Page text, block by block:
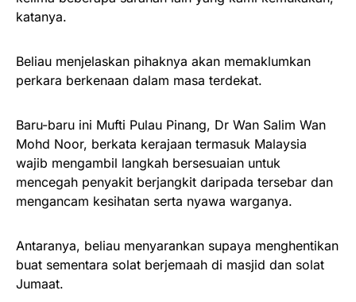
katanya.
Beliau menjelaskan pihaknya akan memaklumkan
perkara berkenaan dalam masa terdekat.
Baru-baru ini Mufti Pulau Pinang, Dr Wan Salim Wan
Mohd Noor, berkata kerajaan termasuk Malaysia
wajib mengambil langkah bersesuaian untuk
mencegah penyakit berjangkit daripada tersebar dan
mengancam kesihatan serta nyawa warganya.
Antaranya, beliau menyarankan supaya menghentikan
buat sementara solat berjemaah di masjid dan solat
Jumaat.